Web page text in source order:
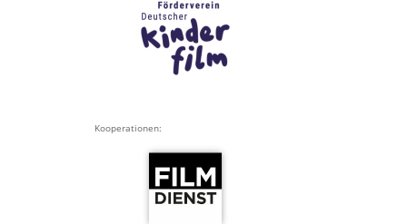
Kooperationen: